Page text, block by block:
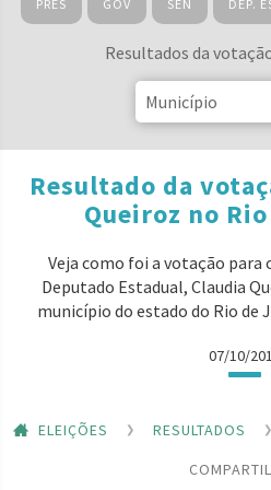
PRES GOV SEN DEP.
Resultados da
Resultado da
Queiroz no
Veja como foi a votação para
Deputado Estadual, Claudia
município do estado do Rio de
07/10/
ELEIÇÕES RESULTADOS